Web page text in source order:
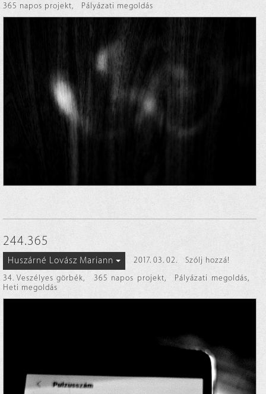
365 napos projekt, Pályázati megoldás
244.365
Huszárné Lovász Mariann 2017. 03. 02.
Szólj hozzá!
34. Veszélyes görbék, 365 napos projekt, Pályázati megoldás,
Heti megoldás